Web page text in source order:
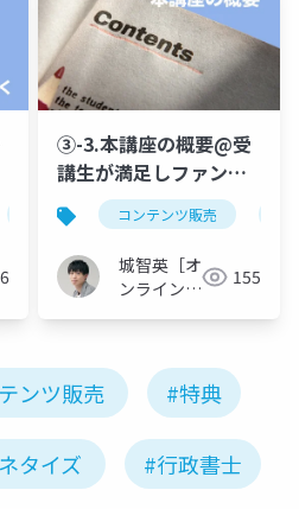
オンライン講座 カリキュラム制作
③-3.本講座の概要@受
講生が満足しファン化
するオンライン講座カ
リキュラムの作り方！
アウトラインを作り込
む台本制作で「話せな
い…」を無くす
コンテンツ販売
城智英［オ
ンライン講
155
ンツ販売 #特典
タイズ #行政書士